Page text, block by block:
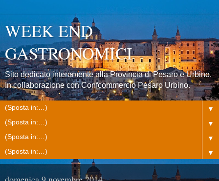
WEEK END
GASTRONOMICI
Sito dedicato interamente alla Provincia di Pesaro e Urbino.
In collaborazione con Confcommercio Pesaro Urbino.
▼
▼
▼
▼